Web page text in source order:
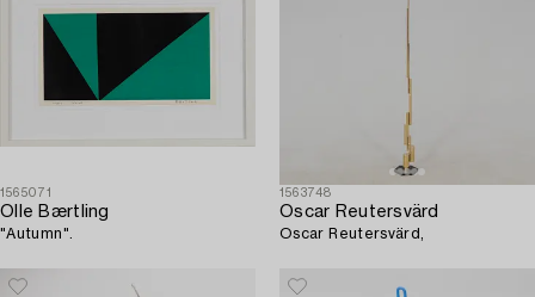
1565071
Olle Bærtling
"Autumn".
1563748
Oscar Reutersvärd
Oscar Reutersvärd,